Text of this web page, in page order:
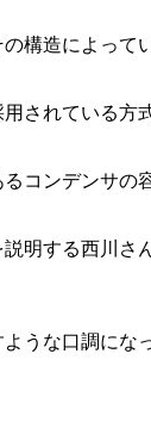
構造によって
されている方
コンデンサの
明する西川さ
うな口調にな